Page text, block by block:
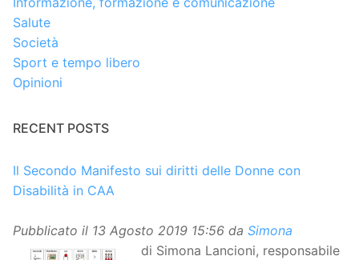
Salute
Società
Sport e tempo libero
Opinioni
RECENT POSTS
Il Secondo Manifesto sui diritti delle Donne con
Disabilità in CAA
Pubblicato il 13 Agosto 2019 15:56 da Simona
di Simona Lancioni, responsabile